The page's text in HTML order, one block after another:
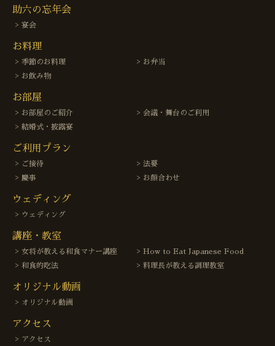
助六の忘年会
宴会
お料理
季節のお料理
お弁当
お飲み物
お部屋
お部屋のご紹介
会議・舞台のご利用
結婚式・披露宴
ご利用プラン
ご接待
法要
慶事
お顔合わせ
ウェディング
ウェディング
講座・教室
女将が教える和食マナー講座
How to Eat Japanese Food
和食的吃法
料理長が教える調理教室
オリジナル動画
オリジナル動画
アクセス
アクセス